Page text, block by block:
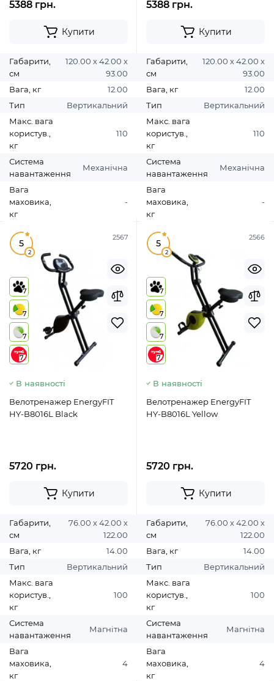
5388 грн.
Купити
Габарити,
см
120.00 х 42.00 х
93.00
Вага, кг
12.00
Тип
Вертикальний
Макс. вага
користув.,
кг
110
Система
навантаження
Механічна
Вага
маховика,
кг
-
5388 грн.
Купити
Габарити,
см
120.00 х 42.00 х
93.00
Вага, кг
12.00
Тип
Вертикальний
Макс. вага
користув.,
кг
110
Система
навантаження
Механічна
Вага
маховика,
кг
-
2567
5
2
7
7
7
7
В наявності
Велотренажер EnergyFIT
HY-B8016L Black
5720 грн.
Купити
Габарити,
см
76.00 х 42.00 х
122.00
Вага, кг
14.00
Тип
Вертикальний
Макс. вага
користув.,
кг
100
Система
навантаження
Магнітна
Вага
маховика,
кг
4
2566
5
2
7
7
7
7
В наявності
Велотренажер EnergyFIT
HY-B8016L Yellow
5720 грн.
Купити
Габарити,
см
76.00 х 42.00 х
122.00
Вага, кг
14.00
Тип
Вертикальний
Макс. вага
користув.,
кг
100
Система
навантаження
Магнітна
Вага
маховика,
кг
4